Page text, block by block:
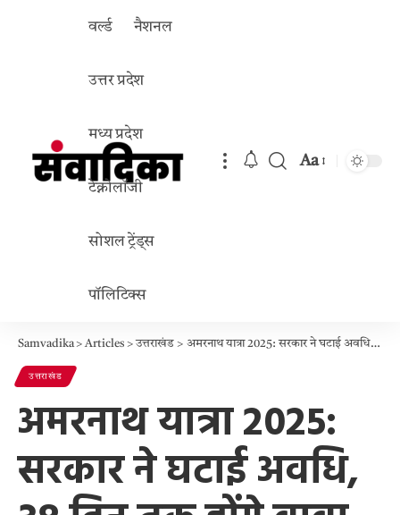
वर्ल्ड नैशनल
उत्तर प्रदेश
मध्य प्रदेश
टेक्नोलॉजी
सोशल ट्रेंड्स
पॉलिटिक्स
Aa
Samvadika>Articles >उत्तराखंड > अमरनाथ यात्रा 2025: सरकार ने घटाई अवधि, 38 दिन तक होंगे बाबा बर्फानी के दर्शन, सुरक्षा के कड़े इंतजाम
उत्तराखंड
अमरनाथ यात्रा 2025:
सरकार ने घटाई अवधि,